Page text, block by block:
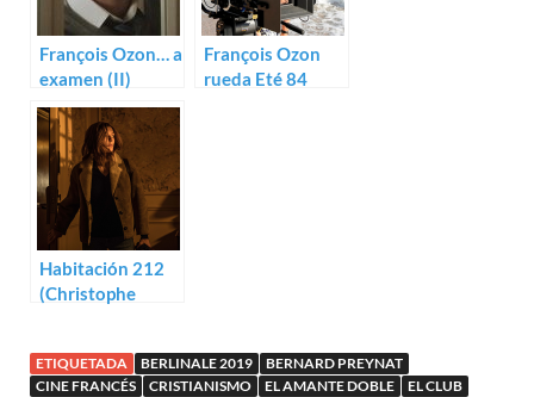
François Ozon… a
examen (II)
François Ozon
rueda Eté 84
Habitación 212
(Christophe
ETIQUETADA BERLINALE 2019
BERNARD PREYNAT
CINE FRANCÉS
CRISTIANISMO EL AMANTE DOBLE
EL CLUB